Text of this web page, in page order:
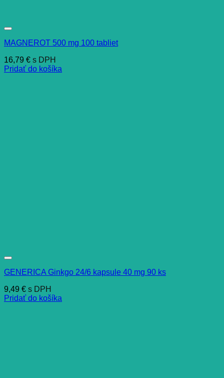
MAGNEROT 500 mg 100 tabliet
16,79 € s DPH
Pridať do košíka
GENERICA Ginkgo 24/6 kapsule 40 mg 90 ks
9,49 € s DPH
Pridať do košíka